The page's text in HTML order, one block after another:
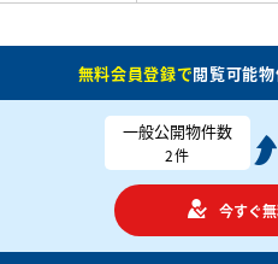
無料会員登録で閲覧可能
一般公開物件数
2件
今すぐ